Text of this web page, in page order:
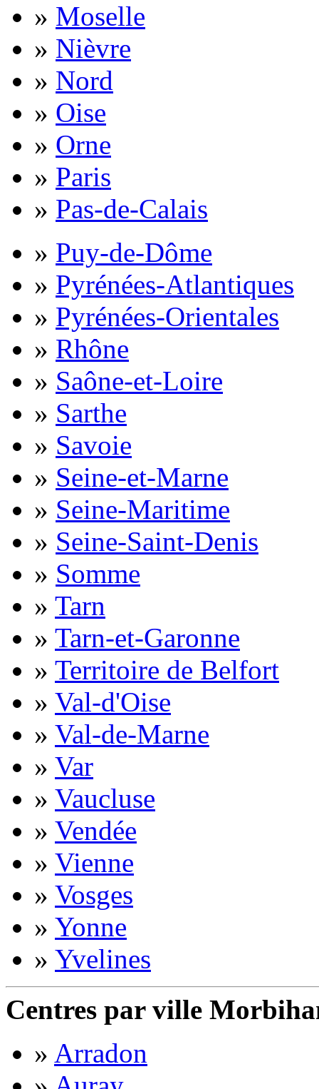
» Moselle
» Nièvre
» Nord
» Oise
» Orne
» Paris
» Pas-de-Calais
» Puy-de-Dôme
» Pyrénées-Atlantiques
» Pyrénées-Orientales
» Rhône
» Saône-et-Loire
» Sarthe
» Savoie
» Seine-et-Marne
» Seine-Maritime
» Seine-Saint-Denis
» Somme
» Tarn
» Tarn-et-Garonne
» Territoire de Belfort
» Val-d'Oise
» Val-de-Marne
» Var
» Vaucluse
» Vendée
» Vienne
» Vosges
» Yonne
» Yvelines
Centres par ville
» Arradon